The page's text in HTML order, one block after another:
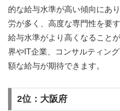
的な給与水準が高い傾向にあ
労が多く、高度な専門性を要
給与水準がより高くなること
界やIT企業、コンサルティン
額な給与が期待できます。
2位：大阪府